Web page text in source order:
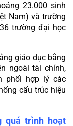
23.000 sinh
Nam) và trường
trường đại học
giáo dục bằng
ngoài tài chính,
phối hợp lý các
cấu trúc hiệu
quá trình hoạt